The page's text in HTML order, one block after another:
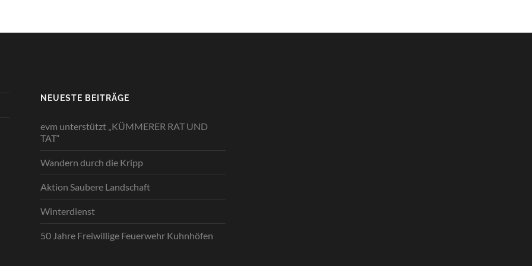
NEUESTE BEITRÄGE
evm unterstützt „KÜMMERER RAT UND
TAT“
Wandern durch die Kripp
Aktion Saubere Landschaft
Winterdienst
50 Jahre Freiwillige Feuerwehr Kuhnhöfen